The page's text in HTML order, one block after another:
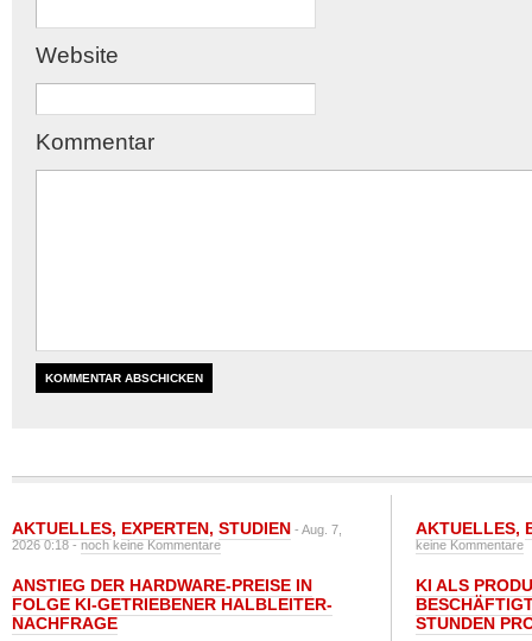
Website
Kommentar
AKTUELLES, EXPERTEN, STUDIEN - Aug. 7,
2026 0:18 -noch keine Kommentare
ANSTIEG DER HARDWARE-PREISE IN
FOLGE KI-GETRIEBENER HALBLEITER-
NACHFRAGE
AKTUELLES,
keine Kommentare
KI ALS
STUNDEN